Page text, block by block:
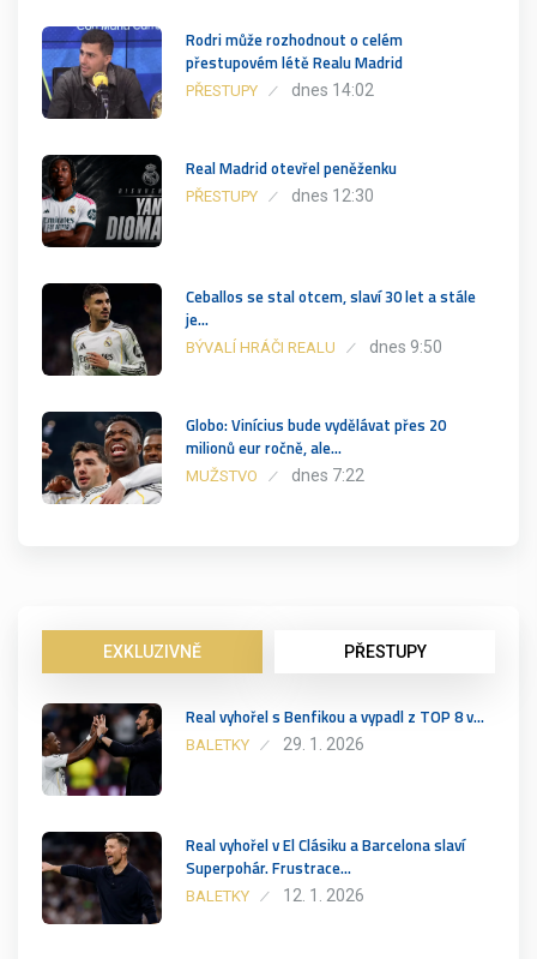
Rodri může rozhodnout o celém
přestupovém létě Realu Madrid
PŘESTUPY dnes 14:02
Real Madrid otevřel peněženku
PŘESTUPY dnes 12:30
Ceballos se stal otcem, slaví 30 let a stále
je…
BÝVALÍ HRÁČI REALU dnes 9:50
Globo: Vinícius bude vydělávat přes 20
milionů eur ročně, ale…
MUŽSTVO dnes 7:22
EXKLUZIVNĚ PŘESTUPY
Real vyhořel s Benfikou a vypadl z TOP 8 v…
BALETKY 29. 1. 2026
Real vyhořel v El Clásiku a Barcelona slaví
Superpohár. Frustrace…
BALETKY 12. 1. 2026